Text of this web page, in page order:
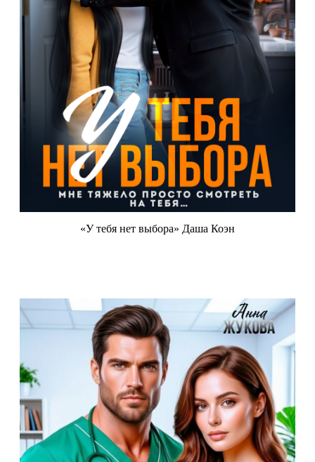
«У тебя нет выбора» Даша Коэн